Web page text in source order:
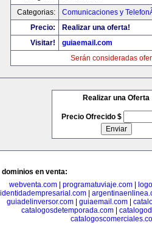
Categorias:
Comunicaciones y
Precio:
Realizar una oferta!
Visitar!
guiaemail.com
Serán consideradas
Realizar una Oferta
Precio Ofrecido $
dominios en venta:
webventa.com
programatuviaje.com
identidadempresarial.com
guiadelinversor.com| guiaemail.com|
catalogosdetemporada.com|